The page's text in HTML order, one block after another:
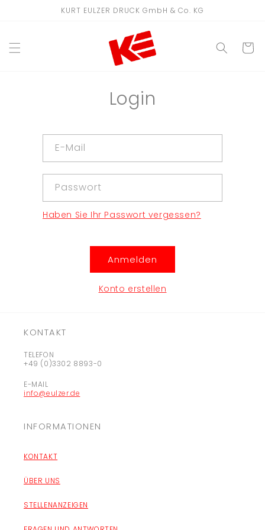
KURT EULZER DRUCK GmbH & Co. KG
Login
E-Mail
Passwort
Haben Sie Ihr Passwort vergessen?
Anmelden
Konto erstellen
KONTAKT
TELEFON
+49 (0)3302 8893-0
E-MAIL
info@eulzer.de
INFORMATIONEN
KONTAKT
ÜBER UNS
STELLENANZEIGEN